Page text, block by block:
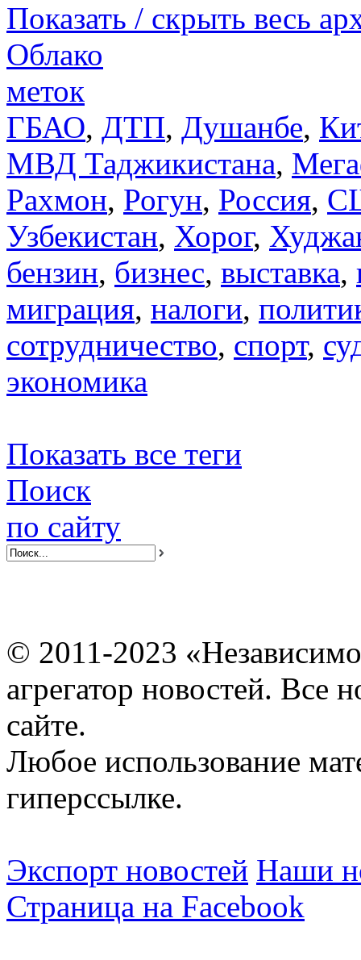
Показать / скрыть весь
Облако
меток
ГБАО, ДТП, Душанбе,
МВД Таджикистана,
Рахмон, Рогун, Россия,
Узбекистан, Хорог,
бензин, бизнес, выставка,
миграция, налоги,
сотрудничество, спорт,
экономика
Показать все теги
Поиск
по сайту
© 2011-2023
агрегатор новостей. Все
сайте.
Любое использование
гиперссылке.
Экспорт новостей Наши
Страница на Facebook